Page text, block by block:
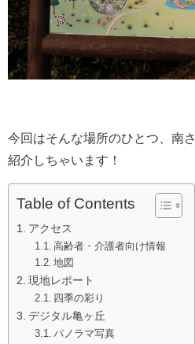
今回はそんな場所のひとつ、南
紹介しちゃいます！
Table of Contents
アクセス
高齢者・介護者向け情報
地図
現地レポート
四季の彩り
デジタル亀ヶ丘
パノラマ写真